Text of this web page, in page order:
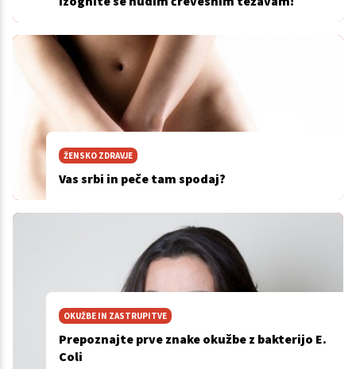
ŽENSKO ZDRAVJE
Vas srbi in peče tam spodaj?
OKUŽBE IN ZASTRUPITVE
Prepoznajte prve znake okužbe z bakterijo E.
Coli